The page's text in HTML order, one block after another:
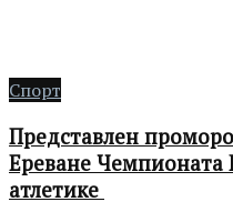
Спорт
Представлен
Ереване
атлетике